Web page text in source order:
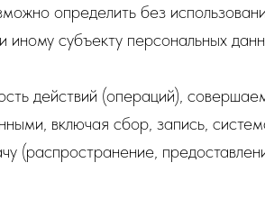
определить без
субъекту персональных
действий (операций),
включая сбор, запись,
(распространение,